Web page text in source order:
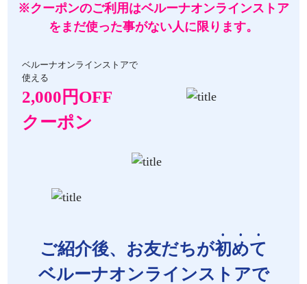
※クーポンのご利用はベルーナオンラインストア
をまだ使った事がない人に限ります。
ベルーナオンラインストアで
使える
2,000円OFF
クーポン
ご紹介後、お友だちが初めて
ベルーナオンラインストアで